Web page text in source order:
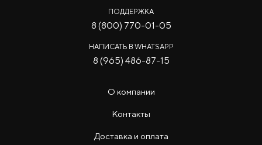
ПОДДЕРЖКА
8 (800) 770-01-05
НАПИСАТЬ В WHATSAPP
8 (965) 486-87-15
О компании
Контакты
Доставка и оплата